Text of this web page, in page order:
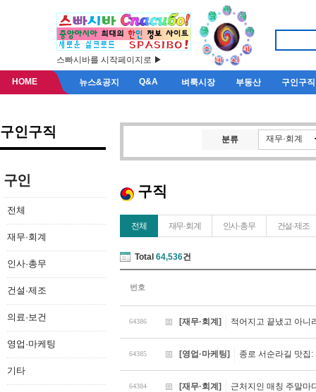
스빠시바를 시작페이지로 ▶
HOME 뉴스&공지 Q&A 벼룩시장 부동산 구인구직
구인구직
구인
전체
재무·회계
인사·총무
건설·제조
의료·보건
영업·마케팅
기타
분류 재무·회계
구직
전체 재무·회계 인사·총무 건설·제조
Total 64,536건
번호
64386 [재무·회계] 적어지고 끝냈고 아니
64385 [영업·마케팅] 종로 서순라길 맛집
64384 [재무·회계] 근처지인 매칭 주말마